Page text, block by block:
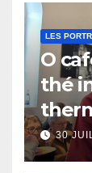
LES
O
thé
Eaux
30